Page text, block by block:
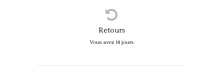
Retours
Vous avez 14 jours